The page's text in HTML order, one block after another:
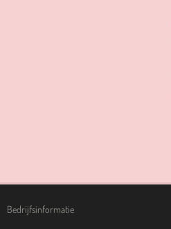
Bedrijfsinformatie